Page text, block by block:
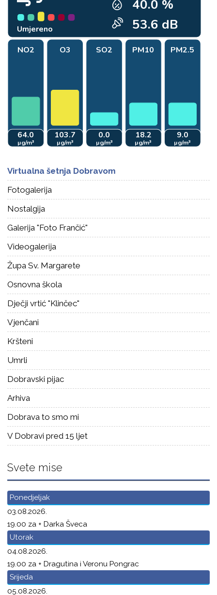
Virtualna šetnja Dobravom
Fotogalerija
Nostalgija
Galerija "Foto Frančić"
Videogalerija
Župa Sv. Margarete
Osnovna škola
Dječji vrtić "Klinčec"
Vjenčani
Kršteni
Umrli
Dobravski pijac
Arhiva
Dobrava to smo mi
V Dobravi pred 15 ljet
Svete mise
Ponedjeljak
03.08.2026.
19.00 za + Darka Šveca
Utorak
04.08.2026.
19.00 za + Dragutina i Veronu Pongrac
Srijeda
05.08.2026.